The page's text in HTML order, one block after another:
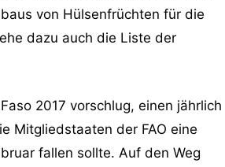
von Hülsenfrüchten für die
dazu auch die Liste der
2017 vorschlug, einen jährlich
Mitgliedstaaten der FAO eine
fallen sollte. Auf den Weg